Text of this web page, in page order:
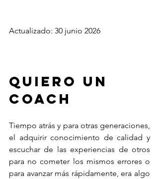
Actualizado: 30 junio 2026
Quiero un
coach
Tiempo atrás y para otras generaciones,
el adquirir conocimiento de calidad y
escuchar de las experiencias de otros
para no cometer los mismos errores o
para avanzar más rápidamente, era algo